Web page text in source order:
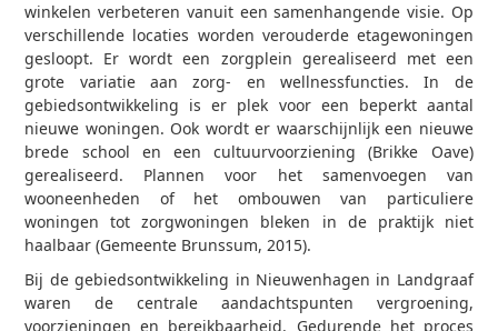
winkelen verbeteren vanuit een samenhangende visie. Op
verschillende locaties worden verouderde etagewoningen
gesloopt. Er wordt een zorgplein gerealiseerd met een
grote variatie aan zorg- en wellnessfuncties. In de
gebiedsontwikkeling is er plek voor een beperkt aantal
nieuwe woningen. Ook wordt er waarschijnlijk een nieuwe
brede school en een cultuurvoorziening (Brikke Oave)
gerealiseerd. Plannen voor het samenvoegen van
wooneenheden of het ombouwen van particuliere
woningen tot zorgwoningen bleken in de praktijk niet
haalbaar (Gemeente Brunssum, 2015).
Bij de gebiedsontwikkeling in Nieuwenhagen in Landgraaf
waren de centrale aandachtspunten vergroening,
voorzieningen en bereikbaarheid. Gedurende het proces